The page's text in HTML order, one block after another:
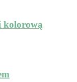
kolorową